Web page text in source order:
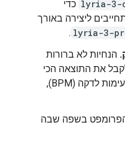
lyria-3- כדי
ליצירה באורך
lyria-3-
.
הנחיות לא ברורות
את התוצאה הכי
טובה, כדאי לציין כלי נגינה, פעימות לדקה (BPM),
בשפה שבה